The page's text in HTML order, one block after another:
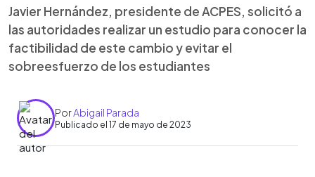
Javier Hernández, presidente de ACPES, solicitó a
las autoridades realizar un estudio para conocer la
factibilidad de este cambio y evitar el
sobreesfuerzo de los estudiantes
PorAbigail Parada
Publicado el 17 de mayo de 2023